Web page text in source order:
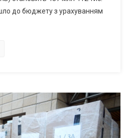
до бюджету з урахуванням